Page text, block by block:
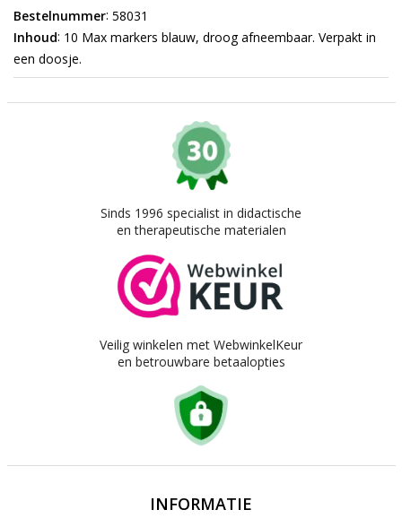
Bestelnummer: 58031
Inhoud: 10 Max markers blauw, droog afneembaar. Verpakt in
een doosje.
Sinds 1996 specialist in didactische
en therapeutische materialen
Veilig winkelen met WebwinkelKeur
en betrouwbare betaalopties
INFORMATIE